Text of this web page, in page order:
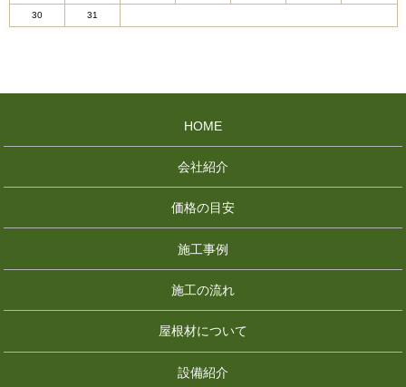
30 31
HOME
会社紹介
価格の目安
施工事例
施工の流れ
屋根材について
設備紹介